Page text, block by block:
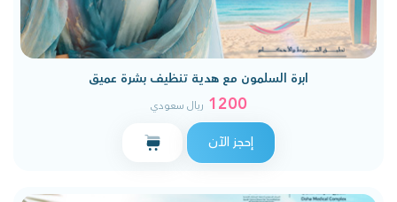
ابرة السلمون مع هدية تنظيف بشرة عميق
1200 ريال سعودي
إحجز الآن